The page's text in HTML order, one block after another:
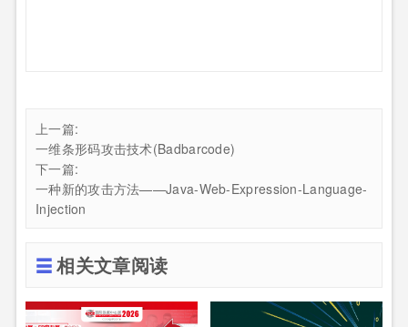
上一篇:
一维条形码攻击技术(Badbarcode)
下一篇:
一种新的攻击方法——Java-Web-Expression-Language-
Injection
相关文章阅读